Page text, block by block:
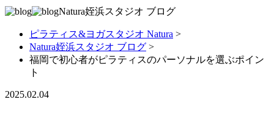
Natura姪浜スタジオ ブログ
ピラティス&ヨガスタジオ Natura >
Natura姪浜スタジオ ブログ >
福岡で初心者がピラティスのパーソナルを選ぶポイン
ト
2025.02.04